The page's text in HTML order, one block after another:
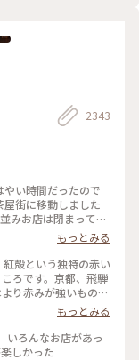
粉っぽくないと思
2343
やい時間だったので
街に移動しました
みお店は閉まってる
油取り紙も買えな
い物ができない代わ
並みを 観光客少な
👍 賑やかなひがし
として 昔の風情を
（2024.8.11） #
#
もっとみる
ろです。京都、飛騨
り赤みが強いものだ
子を見かけました。
畳の上をのんびり
もっとみる
ろんなお店があっ
しかった